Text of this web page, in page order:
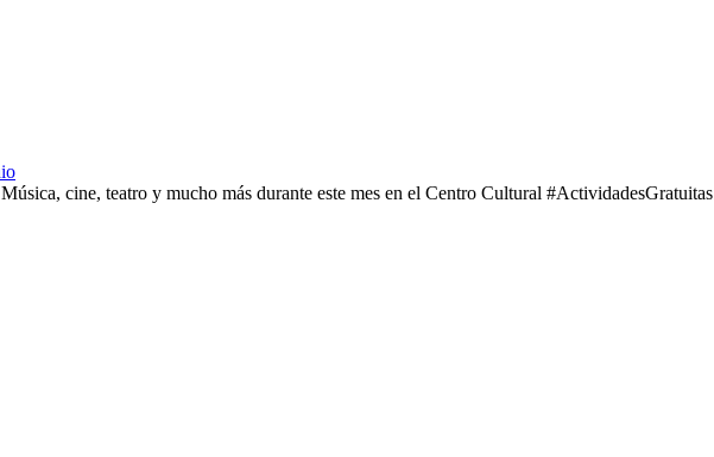
Música, cine, teatro y mucho más durante este mes en el Centro Cultural #ActividadesGratuitas